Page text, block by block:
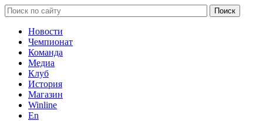
Новости
Чемпионат
Команда
Медиа
Клуб
История
Магазин
Winline
En